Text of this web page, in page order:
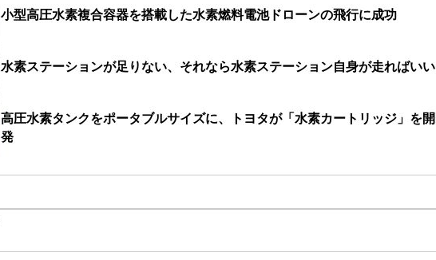
小型高圧水素複合容器を搭載した水素燃料電池ドローンの飛行に成功
水素ステーションが足りない、それなら水素ステーション自身が走ればいい
高圧水素タンクをポータブルサイズに、トヨタが「水素カートリッジ」を開
発